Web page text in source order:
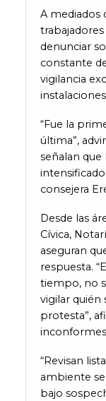
A mediados
denunciar
constante
vigilancia
“Fue la
última”,
señalan que
consejera
Desde las
Cívica,
aseguran
respuesta.
tiempo, no
vigilar quién
protesta”,
“Revisan
ambiente
bajo